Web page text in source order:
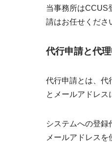
当事務所はCCUS
請はお任せくださ
代行申請と代
代行申請とは、代
とメールアドレス
システムへの登
メールアドレスを